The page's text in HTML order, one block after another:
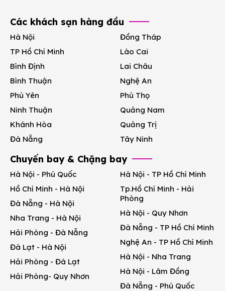
Các khách sạn hàng đầu
Hà Nội
TP Hồ Chí Minh
Bình Định
Bình Thuận
Phú Yên
Ninh Thuận
Khánh Hòa
Đà Nẵng
Đồng Tháp
Lào Cai
Lai Châu
Nghệ An
Phú Thọ
Quảng Nam
Quảng Trị
Tây Ninh
Chuyến bay & Chặng bay
Hà Nội - Phú Quốc
Hồ Chí Minh - Hà Nội
Đà Nẵng - Hà Nội
Nha Trang - Hà Nội
Hải Phòng - Đà Nẵng
Đà Lạt - Hà Nội
Hải Phòng - Đà Lạt
Hải Phòng- Quy Nhơn
Hà Nội - TP Hồ Chí Minh
Tp.Hồ Chí Minh - Hải
Phòng
Hà Nội - Quy Nhơn
Đà Nẵng - TP Hồ Chí Minh
Nghệ An - TP Hồ Chí Minh
Hà Nội - Nha Trang
Hà Nội - Lâm Đồng
Đà Nẵng - Phú Quốc